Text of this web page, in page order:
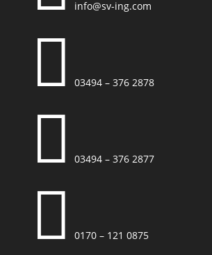
info@sv-ing.com
 03494 – 376 2878
 03494 – 376 2877
 0170 – 121 0875